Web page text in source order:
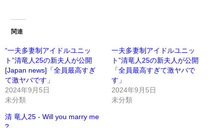
関連
“一夫多妻制アイドルユニッ
ト”清竜人25の新夫人が公開
[Japan news]「全員最高すぎ
て激ヤバです」
2024年9月5日
未分類
一夫多妻制アイドルユニッ
ト”清竜人25の新夫人が公開
「全員最高すぎて激ヤバで
す」
2024年9月5日
未分類
清 竜人25 - Will you marry me
?